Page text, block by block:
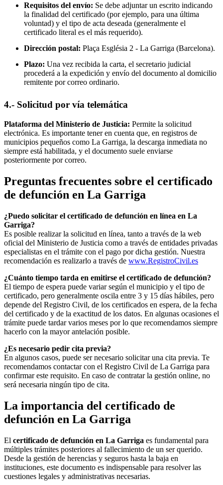
Requisitos del envío: Se debe adjuntar un escrito indicando
la finalidad del certificado (por ejemplo, para una última
voluntad) y el tipo de acta deseada (generalmente el
certificado literal es el más requerido).
Dirección postal: Plaça Església 2 - La Garriga (Barcelona).
Plazo: Una vez recibida la carta, el secretario judicial
procederá a la expedición y envío del documento al domicilio
remitente por correo ordinario.
4.- Solicitud por vía telemática
Plataforma del Ministerio de Justicia: Permite la solicitud
electrónica. Es importante tener en cuenta que, en registros de
municipios pequeños como La Garriga, la descarga inmediata no
siempre está habilitada, y el documento suele enviarse
posteriormente por correo.
Preguntas frecuentes sobre el certificado
de defunción en La Garriga
¿Puedo solicitar el certificado de defunción en línea en La
Garriga?
Es posible realizar la solicitud en línea, tanto a través de la web
oficial del Ministerio de Justicia como a través de entidades privadas
especialistas en el trámite con el pago por dicha gestión. Nuestra
recomendación es realizarlo a través de www.RegistroCivil.es
¿Cuánto tiempo tarda en emitirse el certificado de defunción?
El tiempo de espera puede variar según el municipio y el tipo de
certificado, pero generalmente oscila entre 3 y 15 días hábiles, pero
depende del Registro Civil, de los certificados en espera, de la fecha
del certificado y de la exactitud de los datos. En algunas ocasiones el
trámite puede tardar varios meses por lo que recomendamos siempre
hacerlo con la mayor antelación posible.
¿Es necesario pedir cita previa?
En algunos casos, puede ser necesario solicitar una cita previa. Te
recomendamos contactar con el Registro Civil de La Garriga para
confirmar este requisito. En caso de contratar la gestión online, no
será necesaria ningún tipo de cita.
La importancia del certificado de
defunción en La Garriga
El certificado de defunción en La Garriga es fundamental para
múltiples trámites posteriores al fallecimiento de un ser querido.
Desde la gestión de herencias y seguros hasta la baja en
instituciones, este documento es indispensable para resolver las
cuestiones legales y administrativas necesarias.